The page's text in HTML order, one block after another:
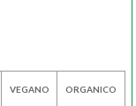
VEGANO ORGANICO